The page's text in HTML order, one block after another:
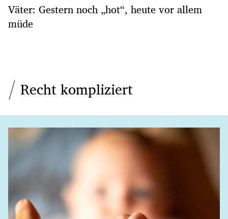
Väter: Gestern noch „hot“, heute vor allem
müde
Recht kompliziert